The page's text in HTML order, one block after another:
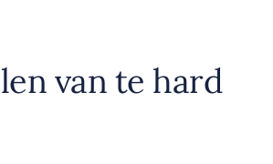
van te hard